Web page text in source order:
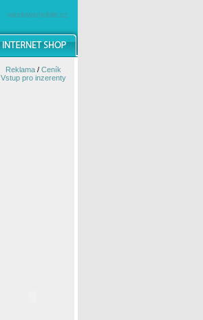
windowsmobile.cz
Reklama/ Ceník
Vstup pro inzerenty